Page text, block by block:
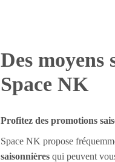
Des moyens
Space NK
Profitez des promotions
Space NK propose
saisonnières qui peuvent